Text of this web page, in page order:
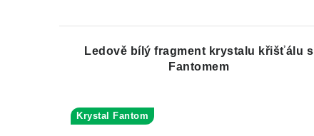
Ledově bílý fragment krystalu křišťálu s
Fantomem
Krystal Fantom